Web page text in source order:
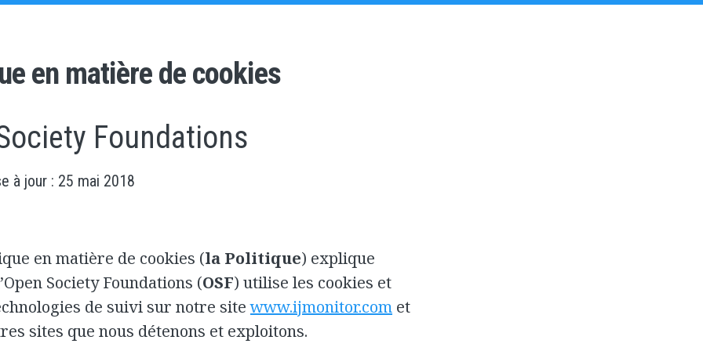
en matière de cookies
Foundations
à jour : 25 mai 2018
en matière de cookies (la Politique) explique
Society Foundations (OSF) utilise les cookies et
de suivi sur notre sitewww.ijmonitor.com et
sites que nous détenons et exploitons.